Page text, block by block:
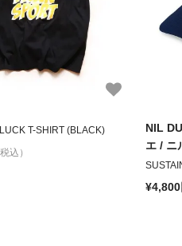
T-SHIRT (BLACK)
税込）
NIL
エ / ニ
¥4,800